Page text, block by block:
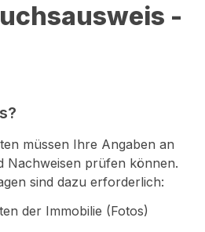
-
müssen Ihre Angaben an
Nachweisen prüfen können.
sind dazu erforderlich:
der Immobilie (Fotos)